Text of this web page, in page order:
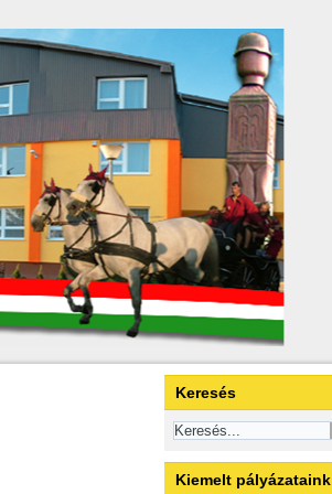
Keresés
Kiemelt pályázataink